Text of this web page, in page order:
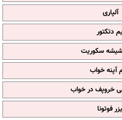
آلپاری
دتکتور
سکوریت
آپنه خواب
خروپف در خواب
فوتونا